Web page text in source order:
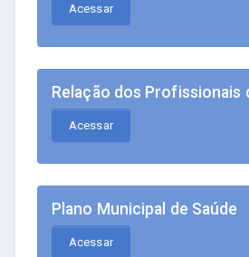
Acessar
Relação dos Profissionais
Acessar
Plano Municipal de Saúde
Acessar